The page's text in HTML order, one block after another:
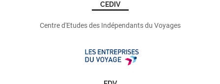
CEDIV
Centre d'Etudes des Indépendants du Voyages